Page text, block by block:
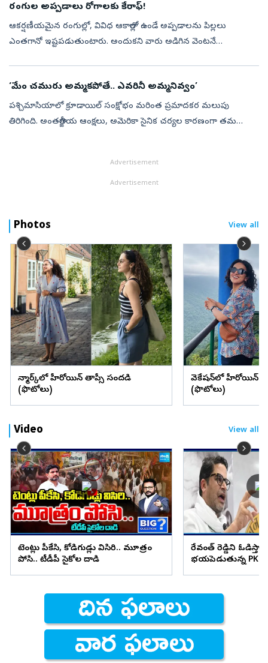
రంగుల అప్పడాలు రోగాలకు కేరాఫ్‌!
ఆకర్షణీయమైన రంగుల్లో, వివిధ ఆకారాల్లో ఉండే అప్పడాలను పిల్లలు
ఎంతగానో ఇష్టపడుతుంటారు. అందుకని వారు అడిగిన వెంటనే
‘మేం చమురు అమ్మకపోతే.. ఎవరినీ అమ్మనివ్వం’
పశ్చిమాసియాలో క్రూడాయిల్ సంక్షోభం మరింత ప్రమాదకర మలుపు
తిరిగింది. అంతర్జాతీయ ఆంక్షలు, అమెరికా సైనిక చర్యల కారణంగా తమ
Advertisement
Advertisement
Photos View all
డెన్మార్క్‌లో హీరోయిన్ తాప్సీ సందడి
(ఫొటోలు)
వెకేషన్‌లో హీరోయిన్
(ఫొటోలు)
Video View all
టెంట్లు పీకేసి, కోడిగుడ్లు విసిరి.. మూత్రం
పోసి.. టీడీపీ సైకోల దాడి
రేవంత్ రెడ్డిని ఓడిస్తా..
భయపెడుతున్న PK